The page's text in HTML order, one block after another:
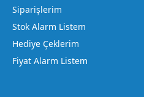
Siparişlerim
Stok Alarm Listem
Hediye Çeklerim
Fiyat Alarm Listem